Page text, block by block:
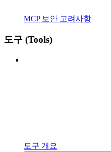
MCP 보안 고려사항
도구 (Tools)
도구 개요